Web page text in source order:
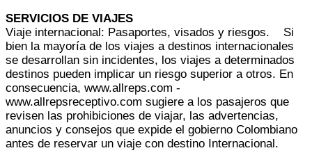
SERVICIOS DE VIAJES
Viaje internacional: Pasaportes, visados y riesgos. Si
bien la mayoría de los viajes a destinos internacionales
se desarrollan sin incidentes, los viajes a determinados
destinos pueden implicar un riesgo superior a otros. En
consecuencia, www.allreps.com -
www.allrepsreceptivo.com sugiere a los pasajeros que
revisen las prohibiciones de viajar, las advertencias,
anuncios y consejos que expide el gobierno Colombiano
antes de reservar un viaje con destino Internacional.